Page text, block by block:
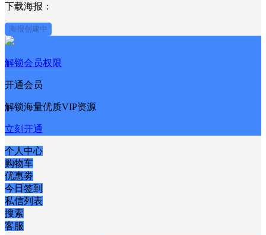
下载海报：
海报创建中
解锁会员权限
开通会员
解锁海量优质VIP资源
立刻开通
个人中心
购物车
优惠劵
今日签到
私信列表
搜索
客服